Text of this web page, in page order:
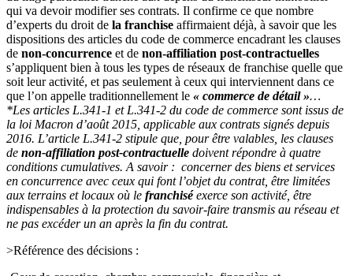
qui va devoir modifier ses contrats. Il confirme ce que nombre
d’experts du droit de la franchise affirmaient déjà, à savoir que les
dispositions des articles du code de commerce encadrant les clauses
de non-concurrence et de non-affiliation post-contractuelles
s’appliquent bien à tous les types de réseaux de franchise quelle que
soit leur activité, et pas seulement à ceux qui interviennent dans ce
que l’on appelle traditionnellement le « commerce de détail »…
*Les articles L.341-1 et L.341-2 du code de commerce sont issus de
la loi Macron d’août 2015, applicable aux contrats signés depuis
2016. L’article L.341-2 stipule que, pour être valables, les clauses
de non-affiliation post-contractuelle doivent répondre à quatre
conditions cumulatives. A savoir : concerner des biens et services
en concurrence avec ceux qui font l’objet du contrat, être limitées
aux terrains et locaux où le franchiséexerce son activité, être
indispensables à la protection du savoir-faire transmis au réseau et
ne pas excéder un an après la fin du contrat.
>Référence des décisions :